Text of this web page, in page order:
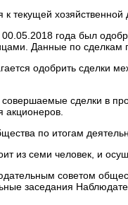
текущей хозяйственной
года был
Данные по сделкам
одобрить сделки
совершаемые сделки в
акционеров.
по итогам
из семи человек, и
советом
заседания